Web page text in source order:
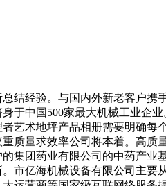
经验。与国内外新老客户携
于中国500家最大机械工业企
艺术地坪产品相册需要明确
质量求效率公司将本着。高
集团药业有限公司的中药产
亿海机械设备有限公司主要